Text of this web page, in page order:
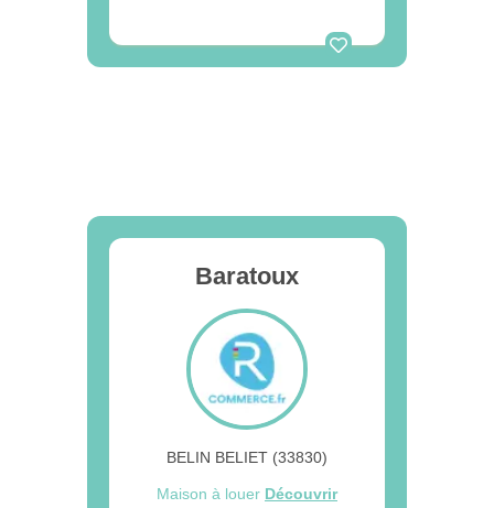
Baratoux
BELIN BELIET (33830)
Maison à louer Découvrir